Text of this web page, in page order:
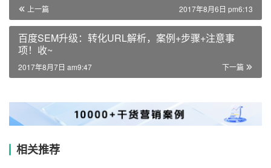
上一篇 2017年8月6日 pm6:13
百度SEM升级：转化URL解析，案例+步骤+注意事
项！收~
下一篇
2017年8月7日 am9:47
相关推荐